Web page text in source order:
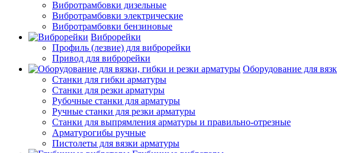
Вибротрамбовки дизельные
Вибротрамбовки электрические
Вибротрамбовки бензиновые
Виброрейки
Профиль (лезвие) для виброрейки
Привод для виброрейки
Оборудование для
Станки для гибки арматуры
Станки для резки арматуры
Рубочные станки для арматуры
Ручные станки для резки арматуры
Станки для выпрямления арматуры и правильно-отрезные
Арматурогибы ручные
Пистолеты для вязки арматуры